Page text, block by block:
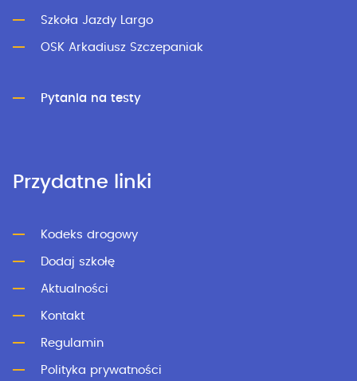
Szkoła Jazdy Largo
OSK Arkadiusz Szczepaniak
Pytania na testy
Przydatne linki
Kodeks drogowy
Dodaj szkołę
Aktualności
Kontakt
Regulamin
Polityka prywatności